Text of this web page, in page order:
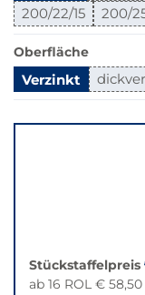
in
dieser
Variante
nicht
verfügbar.
Bei
Klick
Alternative
200/22/15
200/
Oberfläche
Verzinkt
zu
Stückstaffelpreis
ab 16 ROL € 58,50